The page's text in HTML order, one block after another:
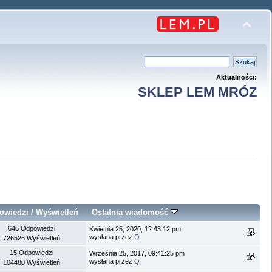
Aktualności:
SKLEP LEM MRÓZ
/ Wyświetleń Ostatnia wiadomość
646 Odpowiedzi
726526 Wyświetleń
Kwietnia 25, 2020, 12:43:12 pm
wysłana przez Q
15 Odpowiedzi
104480 Wyświetleń
Września 25, 2017, 09:41:25 pm
wysłana przez Q